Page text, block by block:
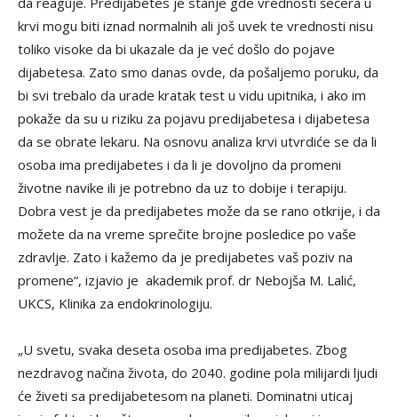
krvi mogu biti iznad normalnih ali još uvek te vrednosti nisu
toliko visoke da bi ukazale da je već došlo do pojave
dijabetesa. Zato smo danas ovde, da pošaljemo poruku, da
bi svi trebalo da urade kratak test u vidu upitnika, i ako im
pokaže da su u riziku za pojavu predijabetesa i dijabetesa
da se obrate lekaru. Na osnovu analiza krvi utvrdiće se da li
osoba ima predijabetes i da li je dovoljno da promeni
životne navike ili je potrebno da uz to dobije i terapiju.
Dobra vest je da predijabetes može da se rano otkrije, i da
možete da na vreme sprečite brojne posledice po vaše
zdravlje. Zato i kažemo da je predijabetes vaš poziv na
promene“, izjavio je akademik prof. dr Nebojša M. Lalić,
UKCS, Klinika za endokrinologiju.
„U svetu, svaka deseta osoba ima predijabetes. Zbog
nezdravog načina života, do 2040. godine pola milijardi ljudi
će živeti sa predijabetesom na planeti. Dominatni uticaj